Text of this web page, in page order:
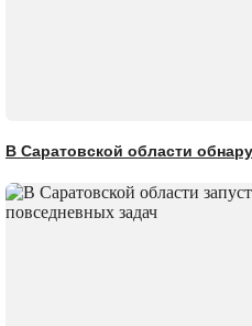
В Саратовской области